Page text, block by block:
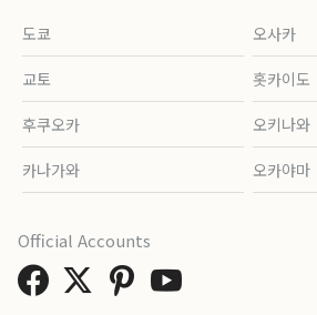
도쿄 오사카
교토 홋카이도
후쿠오카 오키나와
카나가와 오카야마
Official Accounts